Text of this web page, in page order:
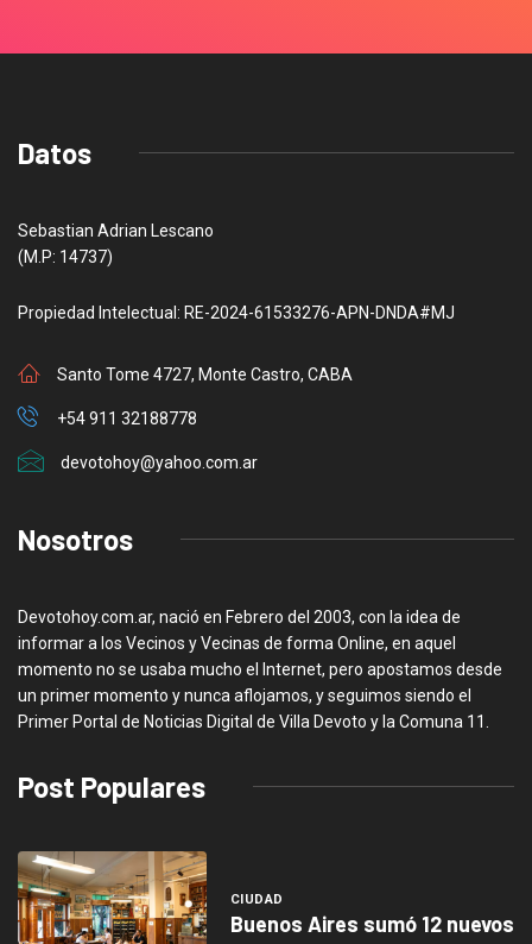
Datos
Sebastian Adrian Lescano
(M.P: 14737)
Propiedad Intelectual: RE-2024-61533276-APN-DNDA#MJ
Santo Tome 4727, Monte Castro, CABA
+54 911 32188778
devotohoy@yahoo.com.ar
Nosotros
Devotohoy.com.ar, nació en Febrero del 2003, con la idea de
informar a los Vecinos y Vecinas de forma Online, en aquel
momento no se usaba mucho el Internet, pero apostamos desde
un primer momento y nunca aflojamos, y seguimos siendo el
Primer Portal de Noticias Digital de Villa Devoto y la Comuna 11.
Post Populares
CIUDAD
Buenos Aires sumó 12 nuevos